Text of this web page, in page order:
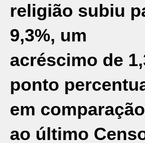
religião subiu
9,3%, um
acréscimo de
ponto
em comparação
ao último